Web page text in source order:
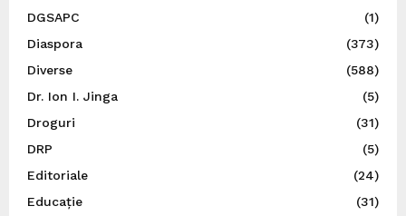
DGSAPC
(1)
Diaspora
(373)
Diverse
(588)
Dr. Ion I. Jinga
(5)
Droguri
(31)
DRP
(5)
Editoriale
(24)
Educație
(31)